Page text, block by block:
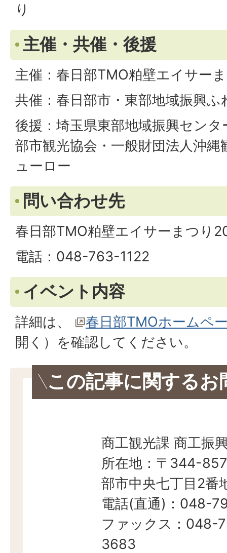
り
主催・共催・後援
主催：春日部TMO粕壁エイサー
共催：春日部市・東部地域振興
後援：埼玉県東部地域振興セン
部市観光協会・一般財団法人沖
ューロー
問い合わせ先
春日部TMO粕壁エイサーまつり
電話：048-763-1122
イベント内容
詳細は、
春日部TMOホームペ
開く） を確認してください。
この記事に関するお
商工観光課 商工振
所在地：〒344-
部市中央七丁目2番
電話(直通)：048-
ファックス：048-
3683